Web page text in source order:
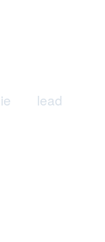
ie lead